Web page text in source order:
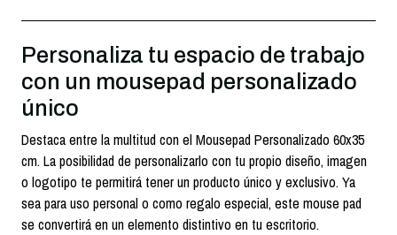
Personaliza tu espacio de trabajo
con un mousepad personalizado
único
Destaca entre la multitud con el Mousepad Personalizado 60x35
cm. La posibilidad de personalizarlo con tu propio diseño, imagen
o logotipo te permitirá tener un producto único y exclusivo. Ya
sea para uso personal o como regalo especial, este mouse pad
se convertirá en un elemento distintivo en tu escritorio.